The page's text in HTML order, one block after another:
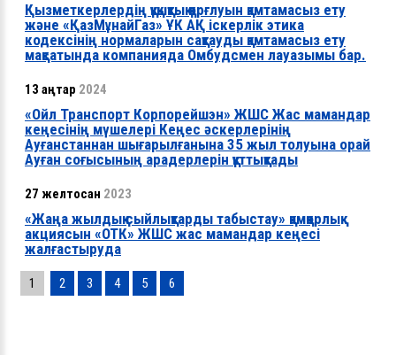
Қызметкерлердің құқықтық қорғлуын қамтамасыз ету
және «ҚазМұнайГаз» ҰК АҚ іскерлік этика
кодексінің нормаларын сақтауды қамтамасыз ету
мақсатында компанияда Омбудсмен лауазымы бар.
13 қаңтар 2024
«Ойл Транспорт Корпорейшэн» ЖШС Жас мамандар
кеңесінің мүшелері Кеңес әскерлерінің
Ауғанстаннан шығарылғанына 35 жыл толуына орай
Ауған соғысының арадерлерін құттықтады
27 желтоқсан 2023
«Жаңа жылдық сыйлықтарды табыстау» қамқорлық
акциясын «ОТК» ЖШС жас мамандар кеңесі
жалғастыруда
1 2 3 4 5 6